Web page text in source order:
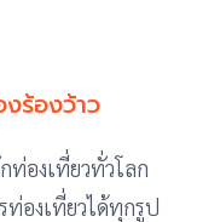
ร้องว้าว
องเที่ยวทั่วโลก
ท่องเที่ยวได้ทุกรูป